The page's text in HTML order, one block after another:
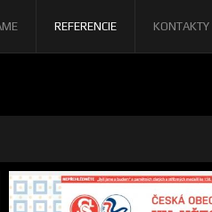
REFERENCIE KONTAKTY